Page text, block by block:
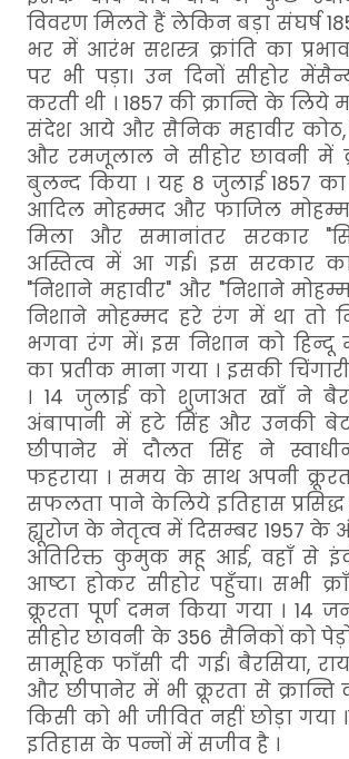
विवरण मिलते हैं लेकिन बड़ा संघर्ष
भर में आरंभ सशस्त्र क्रांति का
पर भी पड़ा। उन दिनों सीहोर
करती थी । 1857 की क्रान्ति के लिये
संदेश आये और सैनिक महावीर कोठ,
और रमजूलाल ने सीहोर छावनी में
बुलन्द किया । यह 8 जुलाई 1857 का
आदिल मोहम्मद और फाजिल
मिला और समानांतर सरकार
अस्तित्व में आ गई। इस सरकार का
"निशाने महावीर" और "निशाने
निशाने मोहम्मद हरे रंग में था तो
भगवा रंग में। इस निशान को हिन्दू
का प्रतीक माना गया । इसकी
। 14 जुलाई को शुजाअत खाँ ने
अंबापानी में हटे सिंह और उनकी
छीपानेर में दौलत सिंह ने
फहराया । समय के साथ अपनी
सफलता पाने केलिये इतिहास
ह्यूरोज के नेतृत्व में दिसम्बर 1957 के
अतिरिक्त कुमुक महू आई, वहाँ से
आष्टा होकर सीहोर पहुँचा। सभी
क्रूरता पूर्ण दमन किया गया । 14
सीहोर छावनी के 356 सैनिकों को
सामूहिक फाँसी दी गई। बैरसिया,
और छीपानेर में भी क्रूरता से
किसी को भी जीवित नहीं छोड़ा गया
इतिहास के पन्नों में सजीव है ।